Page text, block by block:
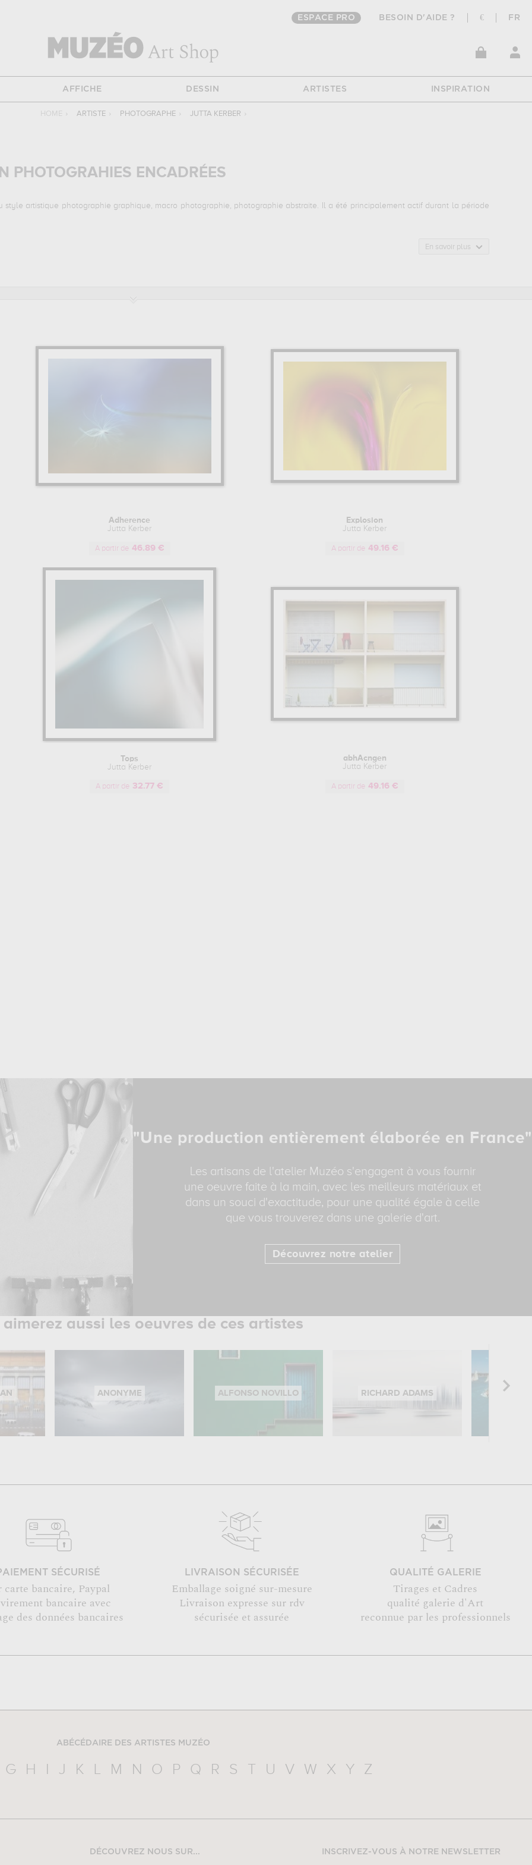
ESPACE PRO BESOIN D'AIDE ? € FR
AFFICHE DESSIN ARTISTES INSPIRATION
HOME › ARTISTE › PHOTOGRAPHE › JUTTA KERBER ›
PHOTOGRAHIES ENCADRÉES
style artistique photographie graphique, macro photographie, photographie abstraite. Il a été principalement actif durant la période
En savoir plus
Adherence
Jutta Kerber
A partir de 46.89 €
Explosion
Jutta Kerber
A partir de 49.16 €
Tops
Jutta Kerber
A partir de 32.77 €
abhAcngen
Jutta Kerber
A partir de 49.16 €
"Une production entièrement élaborée en France"
Les artisans de l'atelier Muzéo s'engagent à vous fournir
une oeuvre faite à la main, avec les meilleurs matériaux et
dans un souci d'exactitude, pour une qualité égale à celle
que vous trouverez dans une galerie d'art.
Découvrez notre atelier
aimerez aussi les oeuvres de ces artistes
ANONYME ALFONSO NOVILLO RICHARD ADAMS MARC
SÉCURISÉ
carte bancaire, Paypal
bancaire avec
des données bancaires
LIVRAISON SÉCURISÉE
Emballage soigné sur-mesure
Livraison expresse sur rdv
sécurisée et assurée
QUALITÉ GALERIE
Tirages et Cadres
qualité galerie d'Art
reconnue par les professionnels
ABÉCÉDAIRE DES ARTISTES MUZÉO
G H I J K L M N O P Q R S T U V W X Y Z
DÉCOUVREZ NOUS SUR... INSCRIVEZ-VOUS À NOTRE NEWSLETTER